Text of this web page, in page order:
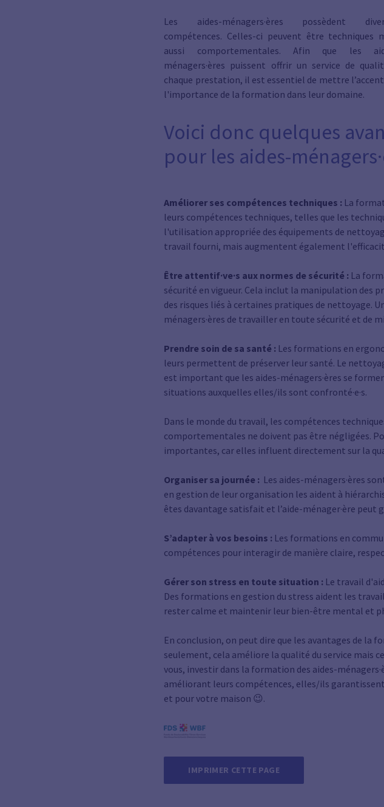
Les aides-ménagers·ères possèdent
compétences. Celles-ci peuvent être techniques
aussi comportementales. Afin que les
ménagers·ères puissent offrir un service de
chaque prestation, il est essentiel de mettre
l'importance de la formation dans leur domaine.
Voici donc quelques
pour les aides-
Améliorer ses compétences techniques : La
leurs compétences techniques, telles que les
l'utilisation appropriée des équipements de
travail fourni, mais augmentent également
Être attentif·ve·s aux normes de sécurité : La
sécurité en vigueur. Cela inclut la manipulation des
des risques liés à certaines pratiques de nettoyage.
ménagers·ères de travailler en toute sécurité et de
Prendre soin de sa santé : Les formations en
leurs permettent de préserver leur santé. Le
est important que les aides-ménagers·ères se
situations auxquelles elles/ils sont confronté·e·s.
Dans le monde du travail, les compétences
comportementales ne doivent pas être négligées.
importantes, car elles influent directement sur la
Organiser sa journée : Les aides-ménagers·ères
en gestion de leur organisation les aident à
êtes davantage satisfait et l’aide-ménager·ère peut
S’adapter à vos besoins : Les formations en
compétences pour interagir de manière claire,
Gérer son stress en toute situation : Le travail
Des formations en gestion du stress aident les
rester calme et maintenir leur bien-être mental et
En conclusion, on peut dire que les avantages de la
seulement, cela améliore la qualité du service mais
vous, investir dans la formation des aides-
améliorant leurs compétences, elles/ils
et pour votre maison 😉.
IMPRIMER CETTE PAGE